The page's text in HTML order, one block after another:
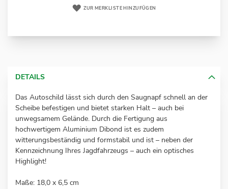
ZUR MERKLISTE HINZUFÜGEN
DETAILS
Das Autoschild lässt sich durch den Saugnapf schnell an der
Scheibe befestigen und bietet starken Halt – auch bei
unwegsamem Gelände. Durch die Fertigung aus
hochwertigem Aluminium Dibond ist es zudem
witterungsbeständig und formstabil und ist – neben der
Kennzeichnung Ihres Jagdfahrzeugs – auch ein optisches
Highlight!
Maße: 18,0 x 6,5 cm